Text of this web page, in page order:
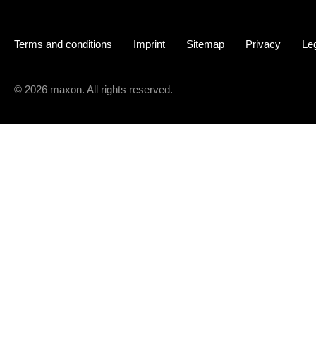
Terms and conditions Imprint Sitemap Privacy
© 2026 maxon. All rights reserved.